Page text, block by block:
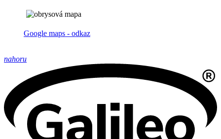
Google maps - odkaz
nahoru